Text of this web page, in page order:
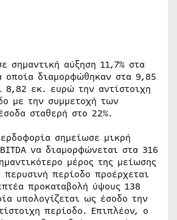
σημαντική αύξηση 11,7% στα
οποία διαμορφώθηκαν στα 9,85
8,82 εκ. ευρώ την αντίστοιχη
με την συμμετοχή των
σταθερή στο 22%.
σημείωσε μικρή
να διαμορφώνεται στα 316
μέρος της μείωσης
περίοδο προέρχεται
προκαταβολή ύψους 138
υπολογίζεται ως έσοδο την
περίοδο. Επιπλέον, ο